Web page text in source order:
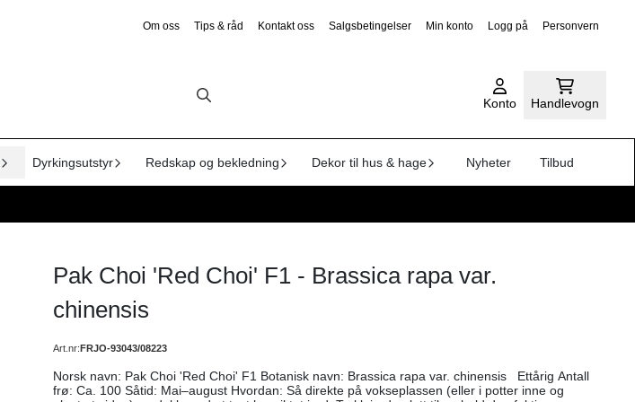
Om oss Tips & råd Kontakt oss Salgsbetingelser Min konto Logg på Personvern
Konto Handlevogn
Dyrkingsutstyr Redskap og bekledning Dekor til hus & hage Nyheter Tilbud
Pak Choi 'Red Choi' F1 - Brassica rapa var.
chinensis
Art.nr:FRJO-93043/08223
Norsk navn: Pak Choi 'Red Choi' F1 Botanisk navn: Brassica rapa var. chinensis Ettårig Antall
frø: Ca. 100 Såtid: Mai–august Hvordan: Så direkte på vokseplassen (eller i potter inne og